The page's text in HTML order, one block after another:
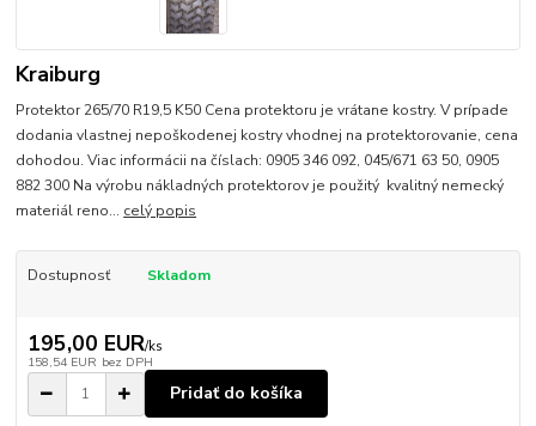
Kraiburg
Protektor 265/70 R19,5 K50 Cena protektoru je vrátane kostry. V prípade
dodania vlastnej nepoškodenej kostry vhodnej na protektorovanie, cena
dohodou. Viac informácii na číslach: 0905 346 092, 045/671 63 50, 0905
882 300 Na výrobu nákladných protektorov je použitý kvalitný nemecký
materiál reno... celý popis
Dostupnosť Skladom
195,00 EUR/ks
158,54 EUR bez DPH
Pridať do košíka